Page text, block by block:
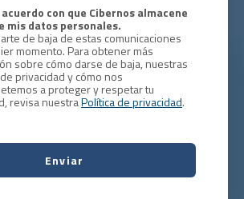
con que Cibernos almacene
mis datos personales.
de baja de estas comunicaciones
momento. Para obtener más
sobre cómo darse de baja, nuestras
privacidad y cómo nos
a proteger y respetar tu
revisa nuestraPolítica de privacidad.